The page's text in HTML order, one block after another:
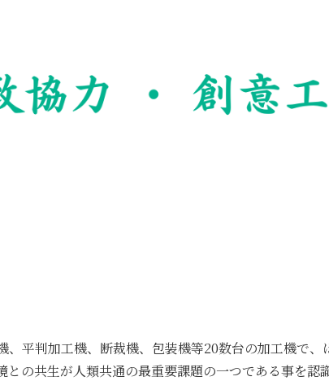
平判加工機、断裁機、包装機等20数台の加工機で、
の共生が人類共通の最重要課題の一つである事を認